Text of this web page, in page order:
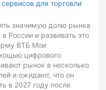
для торговли
значимую долю рынка
России и развивать это
ВТБ Мои
цифрового
рынок в несколько
и ожидают, что он
в 2027 году после